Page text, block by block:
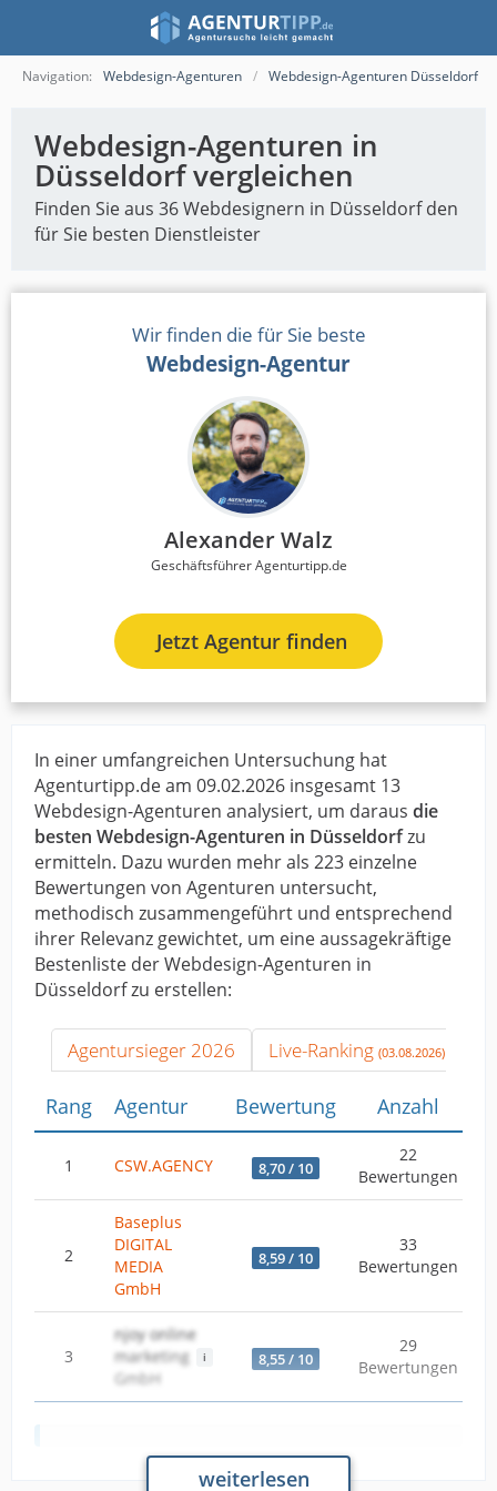
Navigation: Webdesign-Agenturen Webdesign-Agenturen Düsseldorf
Webdesign-Agenturen in
Düsseldorf vergleichen
Finden Sie aus 36 Webdesignern in Düsseldorf den
für Sie besten Dienstleister
Wir finden die für Sie beste
Webdesign-Agentur
Alexander Walz
Geschäftsführer Agenturtipp.de
Jetzt Agentur finden
In einer umfangreichen Untersuchung hat
Agenturtipp.de am 09.02.2026 insgesamt 13
Webdesign-Agenturen analysiert, um daraus die
besten Webdesign-Agenturen in Düsseldorfzu
ermitteln. Dazu wurden mehr als 223 einzelne
Bewertungen von Agenturen untersucht,
methodisch zusammengeführt und entsprechend
ihrer Relevanz gewichtet, um eine aussagekräftige
Bestenliste der Webdesign-Agenturen in
Düsseldorf zu erstellen:
Agentursieger 2026 Live-Ranking (03.08.2026)
Rang Agentur Bewertung Anzahl
1 CSW.AGENCY 8,70 / 10
22
Bewertungen
2
Baseplus
DIGITAL
MEDIA
GmbH
8,59 / 10
33
Bewertungen
3
njoy online
marketing
GmbH
8,55 / 10
29
Bewertungen
weiterlesen